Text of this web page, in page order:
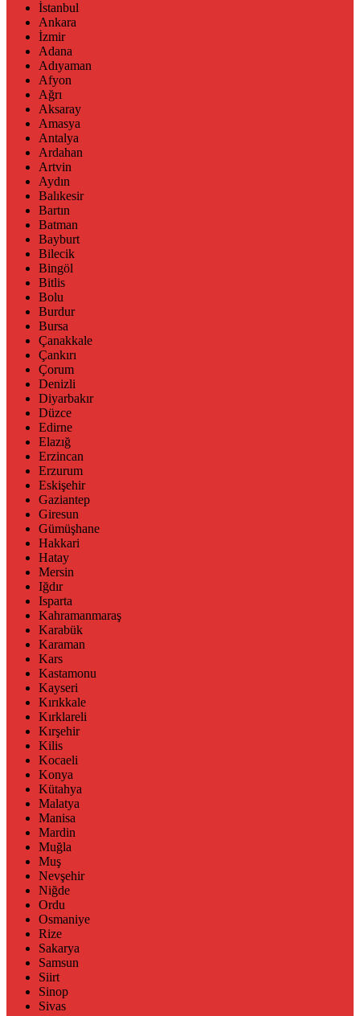
İstanbul
Ankara
İzmir
Adana
Adıyaman
Afyon
Ağrı
Aksaray
Amasya
Antalya
Ardahan
Artvin
Aydın
Balıkesir
Bartın
Batman
Bayburt
Bilecik
Bingöl
Bitlis
Bolu
Burdur
Bursa
Çanakkale
Çankırı
Çorum
Denizli
Diyarbakır
Düzce
Edirne
Elazığ
Erzincan
Erzurum
Eskişehir
Gaziantep
Giresun
Gümüşhane
Hakkari
Hatay
Mersin
Iğdır
Isparta
Kahramanmaraş
Karabük
Karaman
Kars
Kastamonu
Kayseri
Kırıkkale
Kırklareli
Kırşehir
Kilis
Kocaeli
Konya
Kütahya
Malatya
Manisa
Mardin
Muğla
Muş
Nevşehir
Niğde
Ordu
Osmaniye
Rize
Sakarya
Samsun
Siirt
Sinop
Sivas